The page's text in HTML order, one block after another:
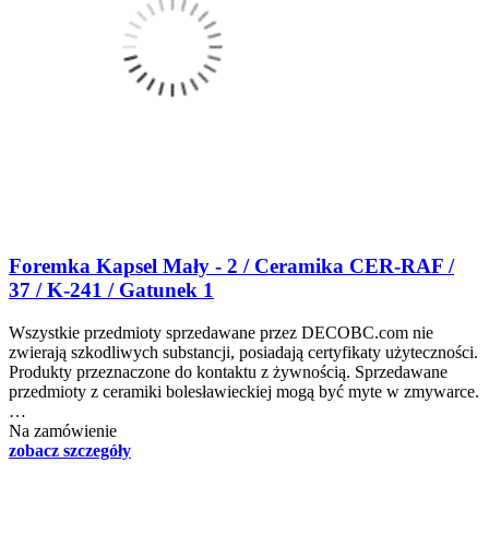
Foremka Kapsel Mały - 2 / Ceramika CER-RAF /
37 / K-241 / Gatunek 1
Wszystkie przedmioty sprzedawane przez DECOBC.com nie
zwierają szkodliwych substancji, posiadają certyfikaty użyteczności.
Produkty przeznaczone do kontaktu z żywnością. Sprzedawane
przedmioty z ceramiki bolesławieckiej mogą być myte w zmywarce.
…
Na zamówienie
zobacz szczegóły